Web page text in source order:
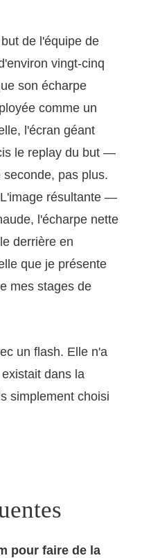
de l'équipe de
vingt-cinq
son écharpe
comme un
l'écran géant
le replay du but —
pas plus.
résultante —
l'écharpe nette
derrière en
que je présente
mes stages de
un flash. Elle n'a
dans la
simplement choisi
pour faire de la